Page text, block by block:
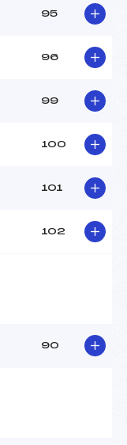
95
96
99
100
101
102
90